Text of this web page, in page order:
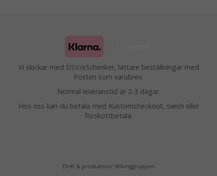
Vi skickar med DSV/xSchenker, lättare beställningar med
Posten som varubrev.
Normal leveranstid är 2-3 dagar.
Hos oss kan du betala med Kustomcheckout, swish eller
förskottbetala.
Drift & produktion: Wikinggruppen